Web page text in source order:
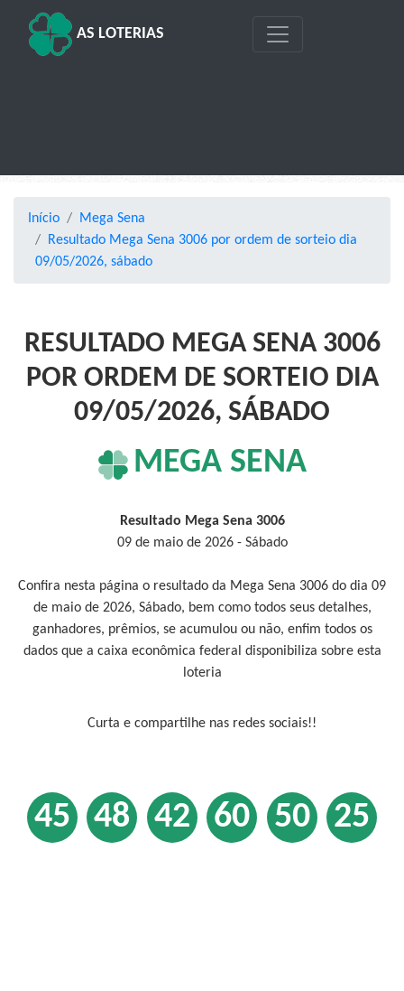
AS LOTERIAS
Início
Mega Sena
Resultado Mega Sena 3006 por ordem de sorteio dia
09/05/2026, sábado
RESULTADO MEGA SENA 3006
POR ORDEM DE SORTEIO DIA
09/05/2026, SÁBADO
MEGA SENA
Resultado Mega Sena 3006
09 de maio de 2026 - Sábado
Confira nesta página o resultado da Mega Sena 3006 do dia 09
de maio de 2026, Sábado, bem como todos seus detalhes,
ganhadores, prêmios, se acumulou ou não, enfim todos os
dados que a caixa econômica federal disponibiliza sobre esta
loteria
Curta e compartilhe nas redes sociais!!
45 48 42 60 50 25